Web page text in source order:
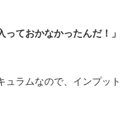
っておかなかったんだ！」
ュラムなので、インプット